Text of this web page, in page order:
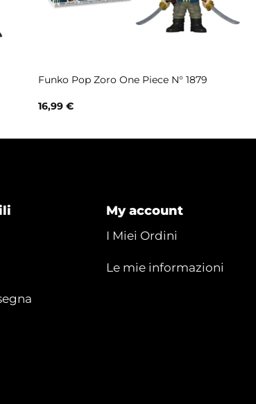
Funko Pop Zoro One Piece N° 1879
16,99 €
My account
I Miei Ordini
Le mie informazioni